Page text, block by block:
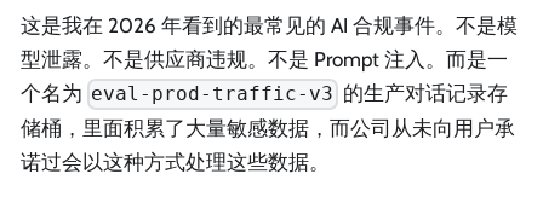
这是我在 2026 年看到的最常见的 AI 合规事件。不是模
型泄露。不是供应商违规。不是 Prompt 注入。而是一
个名为 eval-prod-traffic-v3 的生产对话记录存
储桶，里面积累了大量敏感数据，而公司从未向用户承
诺过会以这种方式处理这些数据。